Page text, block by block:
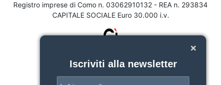
Registro imprese di Como n. 03062910132 - REA n. 293834
CAPITALE SOCIALE Euro 30.000 i.v.
Iscriviti alla newsletter